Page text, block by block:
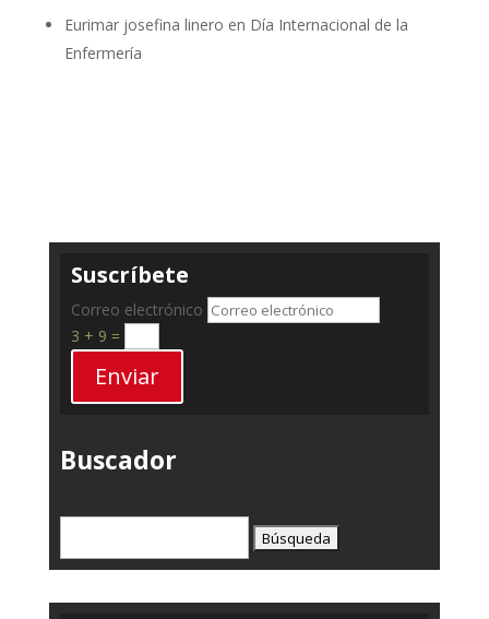
Eurimar josefina linero en Día Internacional de la
Enfermería
Suscríbete
Correo electrónico
3 + 9 =
Enviar
Buscador